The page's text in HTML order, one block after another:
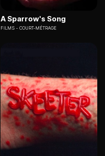
A Sparrow's Song
FILMS COURT-MÉTRAGE